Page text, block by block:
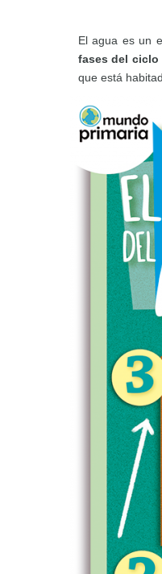
El agua es un
fases del ciclo
que está